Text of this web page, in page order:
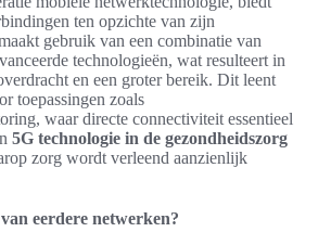
ten opzichte van zijn
gebruik van een combinatie van
technologieën, wat resulteert in
en een groter bereik. Dit leent
toepassingen zoals
waar directe connectiviteit essentieel
5G technologie in de gezondheidszorg
zorg wordt verleend aanzienlijk
eerdere netwerken?